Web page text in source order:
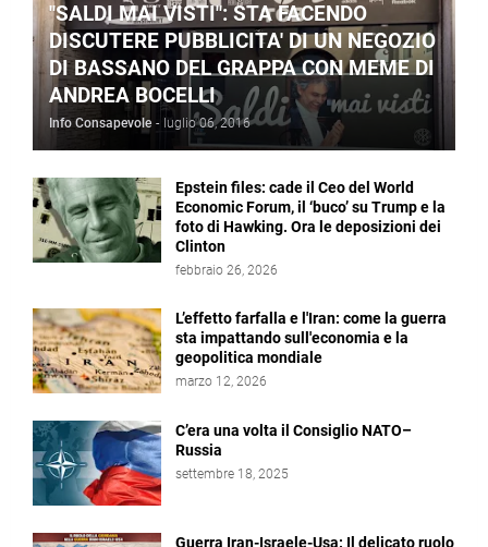
"SALDI MAI VISTI": STA FACENDO
DISCUTERE PUBBLICITA' DI UN NEGOZIO
DI BASSANO DEL GRAPPA CON MEME DI
ANDREA BOCELLI
Info Consapevole - luglio 06, 2016
Epstein files: cade il Ceo del World
Economic Forum, il ‘buco’ su Trump e la
foto di Hawking. Ora le deposizioni dei
Clinton
febbraio 26, 2026
L’effetto farfalla e l'Iran: come la guerra
sta impattando sull'economia e la
geopolitica mondiale
marzo 12, 2026
C’era una volta il Consiglio NATO–
Russia
settembre 18, 2025
Guerra Iran-Israele-Usa: Il delicato ruolo